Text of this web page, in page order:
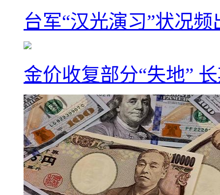
台军“汉光演习”状况
金价收复部分“失地”